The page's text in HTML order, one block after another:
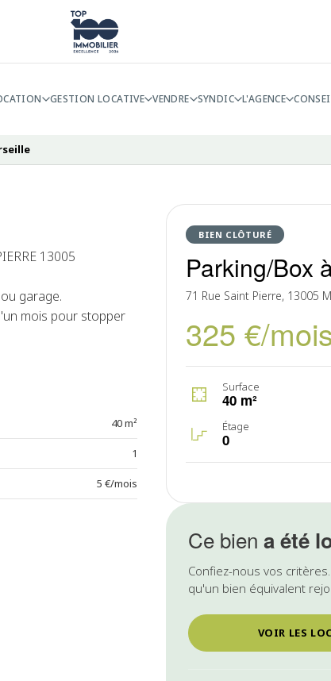
GESTION LOCATIVE VENDRE SYNDIC L'AGENCE
BIEN CLÔTURÉ
Parking/Box
71 Rue Saint Pierre, 13005
325 €/
Surface
40 m²
Étage
0
Ce biena été
Confiez-nous vos
qu'un bien équivalent
VOIR LES
13005
garage.
mois pour stopper
40 m²
1
5 €/mois